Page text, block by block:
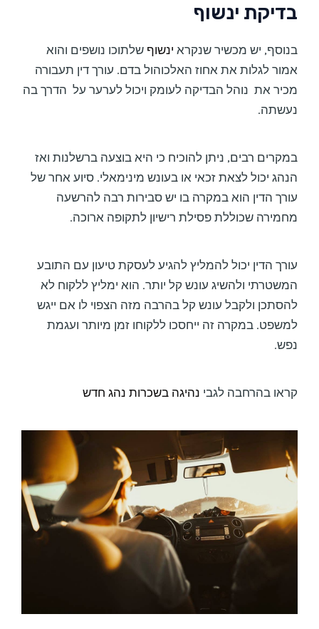
בדיקת ינשוף
בנוסף, יש מכשיר שנקרא ינשוף שלתוכו נושפים והוא
אמור לגלות את אחוז האלכוהול בדם. עורך דין תעבורה
מכיר את נוהל הבדיקה לעומק ויכול לערער על הדרך בה
נעשתה.
במקרים רבים, ניתן להוכיח כי היא בוצעה ברשלנות ואז
הנהג יכול לצאת זכאי או בעונש מינימאלי. סיוע אחר של
עורך הדין הוא במקרה בו יש סבירות רבה להרשעה
מחמירה שכוללת פסילת רישיון לתקופה ארוכה.
עורך הדין יכול להמליץ להגיע לעסקת טיעון עם התובע
המשטרתי ולהשיג עונש קל יותר. הוא ימליץ ללקוח לא
להסתכן ולקבל עונש קל בהרבה מזה הצפוי לו אם ייגש
למשפט. במקרה זה ייחסכו ללקוחו זמן מיותר ועגמת
נפש.
קראו בהרחבה לגבי נהיגה בשכרות נהג חדש